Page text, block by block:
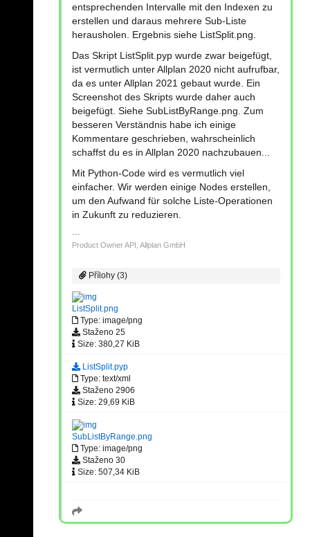
entsprechenden Intervalle mit den Indexen zu
erstellen und daraus mehrere Sub-Liste
herausholen. Ergebnis siehe ListSplit.png.
Das Skript ListSplit.pyp wurde zwar beigefügt,
ist vermutlich unter Allplan 2020 nicht aufrufbar,
da es unter Allplan 2021 gebaut wurde. Ein
Screenshot des Skripts wurde daher auch
beigefügt. Siehe SubListByRange.png. Zum
besseren Verständnis habe ich einige
Kommentare geschrieben, wahrscheinlich
schaffst du es in Allplan 2020 nachzubauen...
Mit Python-Code wird es vermutlich viel
einfacher. Wir werden einige Nodes erstellen,
um den Aufwand für solche Liste-Operationen
in Zukunft zu reduzieren.
Product Owner API, Allplan GmbH
Přílohy (3)
ListSplit.png
Type: image/png
Staženo 25
Size: 380,27 KiB
ListSplit.pyp
Type: text/xml
Staženo 2906
Size: 29,69 KiB
SubListByRange.png
Type: image/png
Staženo 30
Size: 507,34 KiB